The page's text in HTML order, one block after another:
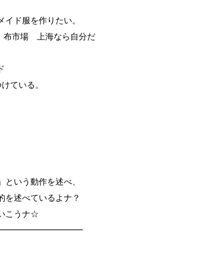
ド服を作りたい。
市場 上海なら自分だ
ている。
いう動作を述べ、
を述べているよナ？
こうナ☆